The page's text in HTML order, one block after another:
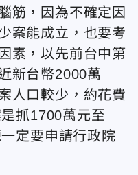
筋，因為不確定因
案能成立，也要考
素，以先前台中第
新台幣2000萬
人口較少，約花費
抓1700萬元至
定要申請行政院